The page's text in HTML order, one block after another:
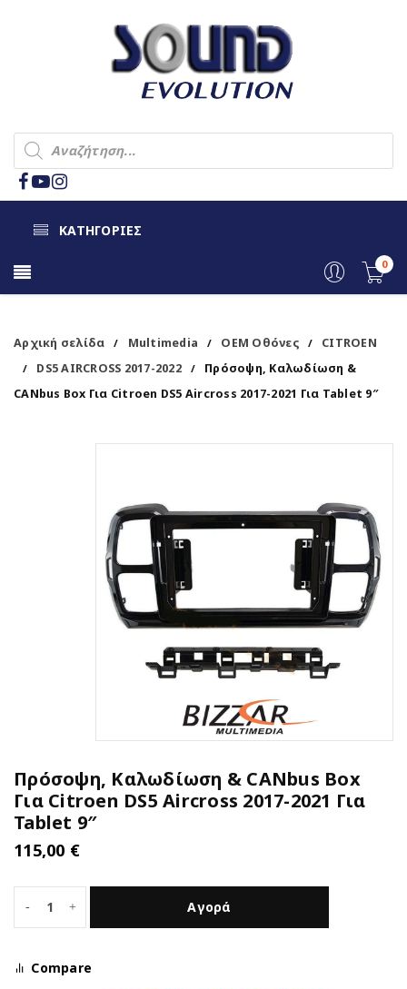
ΚΑΤΗΓΟΡΙΕΣ
0
Αρχική σελίδα / Multimedia / OEM Οθόνες / CITROEN
/ DS5 AIRCROSS 2017-2022 /
Πρόσοψη, Καλωδίωση &
CANbus Box Για Citroen DS5 Aircross 2017-2021 Για Tablet 9″
Πρόσοψη, Καλωδίωση & CANbus Box
Για Citroen DS5 Aircross 2017-2021 Για
Tablet 9″
115,00 €
Αγορά
Compare